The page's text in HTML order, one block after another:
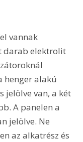
darab elektrolit
henger alakú
jelölve van, a két
A panelen a
jelölve. Ne
az alkatrész és